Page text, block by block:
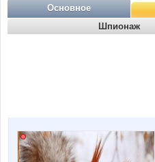
Основное
Шпионаж